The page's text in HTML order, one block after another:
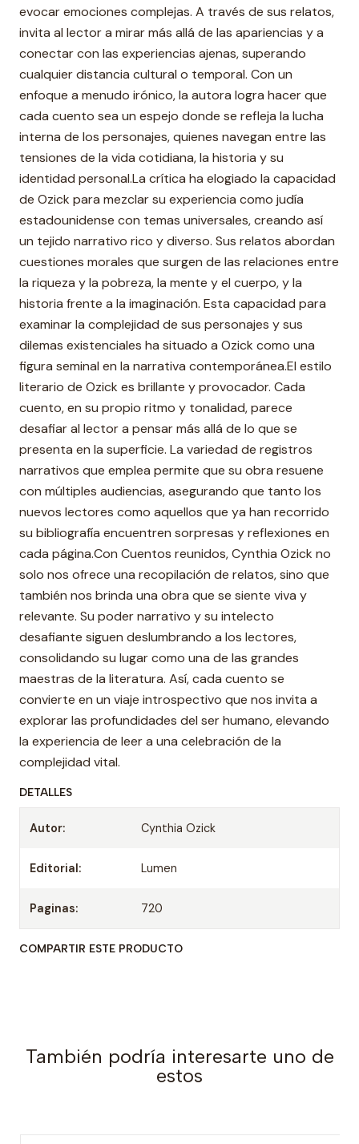
evocar emociones complejas. A través de sus relatos,
invita al lector a mirar más allá de las apariencias y a
conectar con las experiencias ajenas, superando
cualquier distancia cultural o temporal. Con un
enfoque a menudo irónico, la autora logra hacer que
cada cuento sea un espejo donde se refleja la lucha
interna de los personajes, quienes navegan entre las
tensiones de la vida cotidiana, la historia y su
identidad personal.La crítica ha elogiado la capacidad
de Ozick para mezclar su experiencia como judía
estadounidense con temas universales, creando así
un tejido narrativo rico y diverso. Sus relatos abordan
cuestiones morales que surgen de las relaciones entre
la riqueza y la pobreza, la mente y el cuerpo, y la
historia frente a la imaginación. Esta capacidad para
examinar la complejidad de sus personajes y sus
dilemas existenciales ha situado a Ozick como una
figura seminal en la narrativa contemporánea.El estilo
literario de Ozick es brillante y provocador. Cada
cuento, en su propio ritmo y tonalidad, parece
desafiar al lector a pensar más allá de lo que se
presenta en la superficie. La variedad de registros
narrativos que emplea permite que su obra resuene
con múltiples audiencias, asegurando que tanto los
nuevos lectores como aquellos que ya han recorrido
su bibliografía encuentren sorpresas y reflexiones en
cada página.Con Cuentos reunidos, Cynthia Ozick no
solo nos ofrece una recopilación de relatos, sino que
también nos brinda una obra que se siente viva y
relevante. Su poder narrativo y su intelecto
desafiante siguen deslumbrando a los lectores,
consolidando su lugar como una de las grandes
maestras de la literatura. Así, cada cuento se
convierte en un viaje introspectivo que nos invita a
explorar las profundidades del ser humano, elevando
la experiencia de leer a una celebración de la
complejidad vital.
DETALLES
Autor: Cynthia Ozick
Editorial: Lumen
Paginas: 720
COMPARTIR ESTE PRODUCTO
También podría interesarte uno de
estos